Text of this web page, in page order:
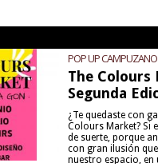
POP UP CAMPUZANO
The Colours
Segunda
¿Te quedaste con
Colours Market? Si
de suerte, porque
con gran ilusión que
nuestro espacio, en